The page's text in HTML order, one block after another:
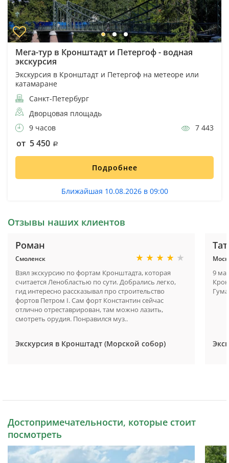
Мега-тур в Кронштадт и Петергоф - водная
экскурсия
Экскурсия в Кронштадт и Петергоф на метеоре или
катамаране
Санкт-Петербург
Дворцовая площадь
9 часов
7 443
от 5 450
Подробнее
Ближайшая 10.08.2026 в 09:00
Отзывы наших клиентов
Роман
Смоленск
Взял экскурсию по фортам Кронштадта, которая
считается Ленобластью по сути. Добрались легко,
гид интересно рассказывал про строительство
фортов Петром I. Сам форт Константин сейчас
отлично отреставрирован, там можно лазить,
смотреть орудия. Понравился муз..
Экскурсия в Кронштадт (Морской собор)
9
Достопримечательности, которые стоит
посмотреть